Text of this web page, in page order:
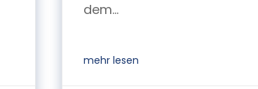
dem...
mehr lesen